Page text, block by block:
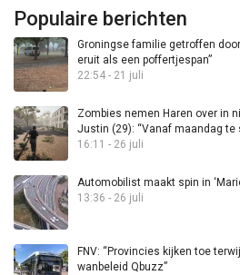
Populaire berichten
Groningse familie getroffen
eruit als een poffertjespan”
22:54 - 21 juli
Zombies nemen Haren over in
Justin (29): “Vanaf maandag te
16:11 - 26 juli
Automobilist maakt spin in
13:36 - 26 juli
FNV: “Provincies kijken toe
wanbeleid Qbuzz”